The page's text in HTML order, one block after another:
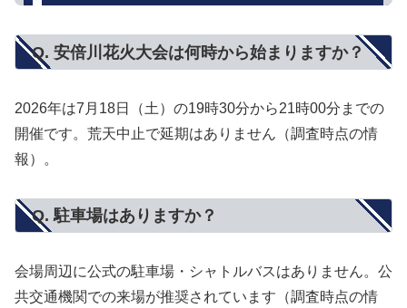
Q. 安倍川花火大会は何時から始まりますか？
2026年は7月18日（土）の19時30分から21時00分までの
開催です。荒天中止で延期はありません（調査時点の情
報）。
Q. 駐車場はありますか？
会場周辺に公式の駐車場・シャトルバスはありません。公
共交通機関での来場が推奨されています（調査時点の情